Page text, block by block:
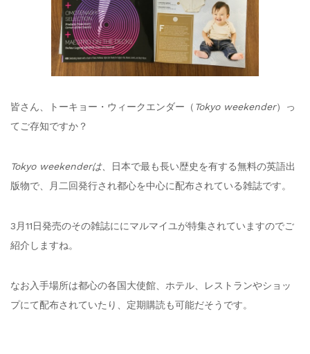
皆さん、トーキョー・ウィークエンダー（ Tokyo weekender）っ
てご存知ですか？
Tokyo weekenderは、
日本で最も長い歴史を有する無料の英語出
版物で、
月二回発行され都心を中心に配布されている雑誌です。
3月11日発売のその雑誌ににマルマイユが特集されていますのでご
紹介しますね。
なお入手場所は都心の各国大使館、ホテル、レストランやショッ
プにて配布されていたり、定期購読も可能だそうです。